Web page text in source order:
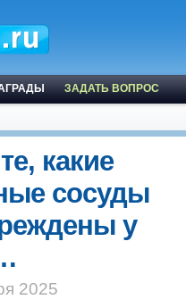
ЗАДАТЬ ВОПРОС
какие
сосуды
у
2025